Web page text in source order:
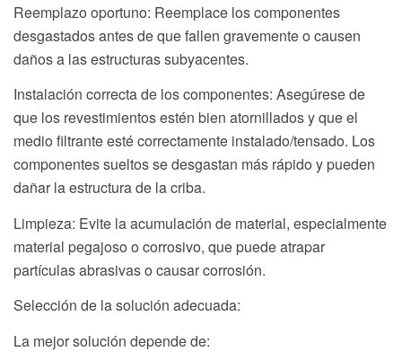
Reemplazo oportuno: Reemplace los componentes
desgastados antes de que fallen gravemente o causen
daños a las estructuras subyacentes.
Instalación correcta de los componentes: Asegúrese de
que los revestimientos estén bien atornillados y que el
medio filtrante esté correctamente instalado/tensado. Los
componentes sueltos se desgastan más rápido y pueden
dañar la estructura de la criba.
Limpieza: Evite la acumulación de material, especialmente
material pegajoso o corrosivo, que puede atrapar
partículas abrasivas o causar corrosión.
Selección de la solución adecuada:
La mejor solución depende de: